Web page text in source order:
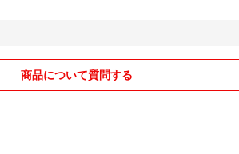
点があるまま購入されないでください。
げてしまい購入者の方にご迷惑をかけてしまいま
の写真を見比べていただき、なんか違うなと思わ
メントをください。
商品について質問する